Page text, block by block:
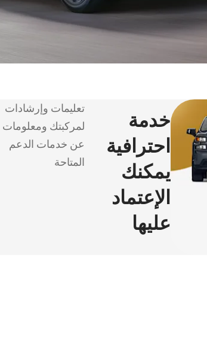
خدمة
احترافية
يمكنك
الإعتماد
عليها
تعليمات وإرشادات
لمركبتك ومعلومات
عن خدمات الدعم
المتاحة